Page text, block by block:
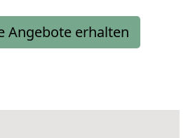
Angebote erhalten